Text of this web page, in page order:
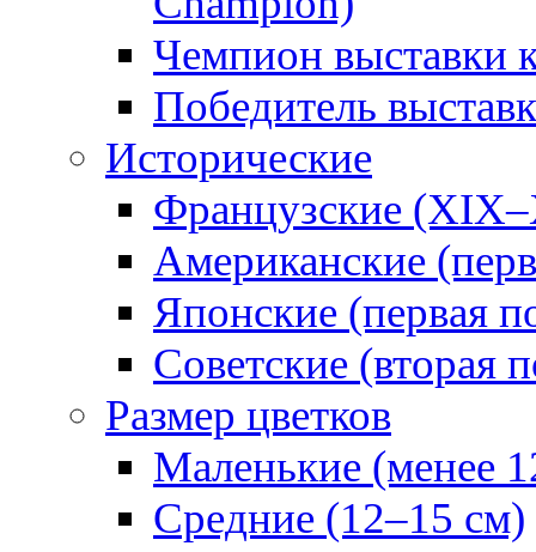
Чемпион выставки
Победитель
Исторические
Французские
Американские
Японские (первая
Советские (вторая
Размер цветков
Маленькие (менее
Средние (12–15 см)